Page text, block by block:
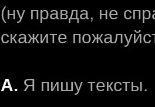
(ну правда, не
скажите
А. Я пишу тексты.